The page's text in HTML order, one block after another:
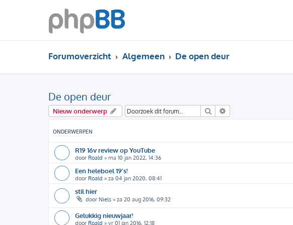
Forumoverzicht Algemeen De open deur
De open deur
Nieuw onderwerp Zoek
ONDERWERPEN
R19 16v review op YouTube
door Roald » ma 10 jan 2022, 14:36
Een heleboel 19's!
door Roald » za 04 jan 2020, 08:41
stil hier
door Niels » za 20 aug 2016, 09:32
Gelukkig nieuwjaar!
door Roald » vr 01 jan 2016, 12:18